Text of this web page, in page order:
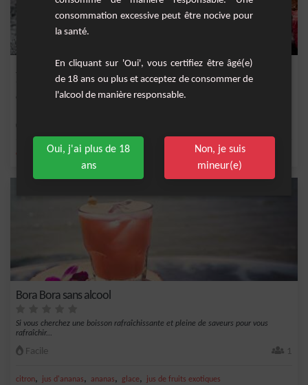
Jack rose
Cocktail rafraîchissant à base de calvados, citron et grenadine.
citron sirop de grenadine ,glace,
Bora Bora sans alcool
Si vous cherchez une boisson rafraîchissante et pleine de saveurs pour vous
rafraîchir...
Facile 1
citron, jus d'ananas, ananas, glace, jus de fruits exotiques
consommation excessive peut être nocive pour
la santé.
En cliquant sur 'Oui', vous certifiez être âgé(e)
de 18 ans ou plus et acceptez de consommer de
l'alcool de manière responsable.
Oui, j'ai plus de 18
ans
Non, je suis
mineur(e)